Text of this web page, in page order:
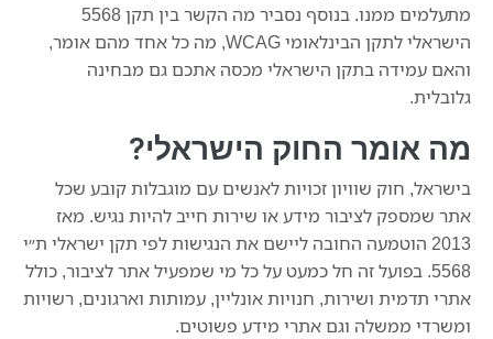
מתעלמים ממנו. בנוסף נסביר מה הקשר בין תקן 5568
הישראלי לתקן הבינלאומי WCAG, מה כל אחד מהם אומר,
והאם עמידה בתקן הישראלי מכסה אתכם גם מבחינה
גלובלית.
מה אומר החוק הישראלי?
בישראל, חוק שוויון זכויות לאנשים עם מוגבלות קובע שכל
אתר שמספק לציבור מידע או שירות חייב להיות נגיש. מאז
2013 הוטמעה החובה ליישם את הנגישות לפי תקן ישראלי ת״י
5568. בפועל זה חל כמעט על כל מי שמפעיל אתר לציבור, כולל
אתרי תדמית ושירות, חנויות אונליין, עמותות וארגונים, רשויות
ומשרדי ממשלה וגם אתרי מידע פשוטים.